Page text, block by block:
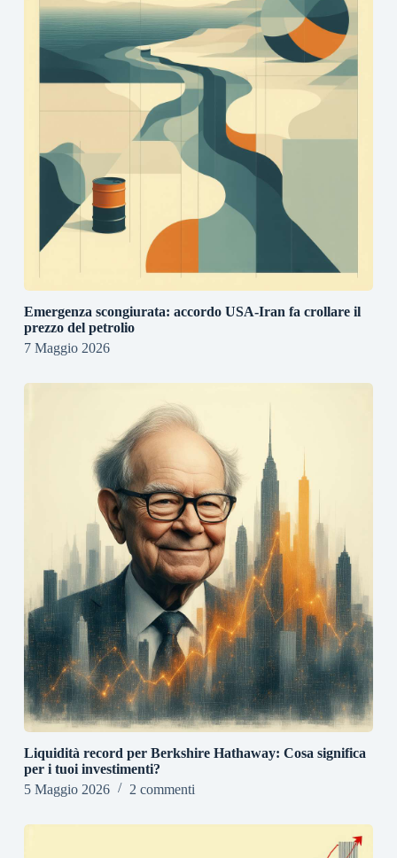
Emergenza scongiurata: accordo USA-Iran fa crollare il
prezzo del petrolio
7 Maggio 2026
Liquidità record per Berkshire Hathaway: Cosa significa
per i tuoi investimenti?
5 Maggio 2026
2 commenti